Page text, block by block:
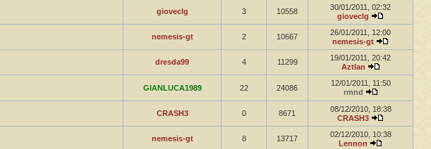
gioveclg 3 10558
30/01/2011, 02:32
gioveclg
nemesis-gt 2 10667
26/01/2011, 12:00
nemesis-gt
dresda99 4 11299
19/01/2011, 20:42
Aztlan
GIANLUCA1989 22 24086
12/01/2011, 11:50
rmnd
CRASH3 0 8671
08/12/2010, 18:38
CRASH3
nemesis-gt 8 13717
02/12/2010, 10:38
Lennon